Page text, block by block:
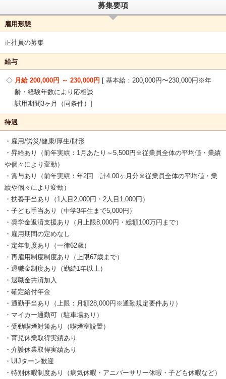
募集要項
雇用形態
正社員の募集
給与
月給 200,000円 ～ 230,000円
基本給：200,000円〜230,000円※年
齢・経験年数により応相談
試用期間3ヶ月（同条件）
待遇
・雇用/労災/健康/厚生/財形
・昇給あり（前年実績：1月あたり～5,500円※従業員全体の平均値・業績
や個々により変動）
・賞与あり（前年実績：年2回 計4.00ヶ月分※従業員全体の平均値・業
績や個々により変動）
・扶養手当あり（1人目2,000円・2人目1,000円）
・子ども手当あり（中学3年生まで5,000円）
・奨学金返済支援あり（月上限8,000円・総額100万円まで）
・雇用期間の定めなし
・定年制度あり（一律62歳）
・再雇用制度制度あり（上限67歳まで）
・退職金制度あり（勤続1年以上）
・退職金共済加入
・確定給付年金
・通勤手当あり（上限：月額28,000円※通勤規定要件あり）
・マイカー通勤可（駐車場あり）
・受動喫煙対策あり（喫煙室設置）
・育児休業取得実績あり
・介護休業取得実績あり
・UIJターン歓迎
・特別休暇制度あり（病気休暇・アニバーサリー休暇・子ども休暇など）